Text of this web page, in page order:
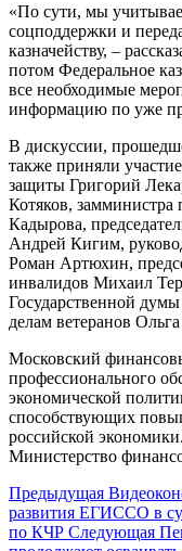
«По сути, мы
соцподдержки и
казначейству, –
потом Федеральное
все необходимые
информацию по уже
В дискуссии,
также приняли
защиты Григорий
Котяков,
Кадырова,
Андрей Кигим,
Роман Артюхин,
инвалидов Михаил
Государственной
делам ветеранов
Московский
профессионального
экономической
способствующих
российской
Министерство
Предыдущая
развития ЕГИССО в
по КЧР Следующая